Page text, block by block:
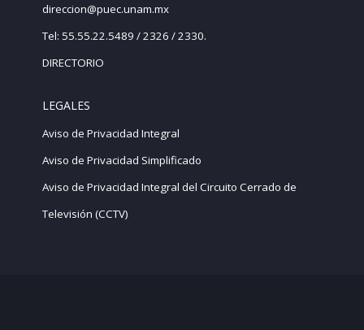
direccion@puec.unam.mx
Tel: 55.55.22.5489 / 2326 / 2330.
DIRECTORIO
LEGALES
Aviso de Privacidad Integral
Aviso de Privacidad Simplificado
Aviso de Privacidad Integral del Circuito Cerrado de
Televisión (CCTV)